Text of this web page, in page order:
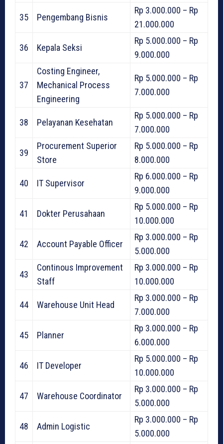
35 Pengembang Bisnis
Rp 3.000.000 – Rp
21.000.000
36 Kepala Seksi
Rp 5.000.000 – Rp
9.000.000
37
Costing Engineer,
Mechanical Process
Engineering
Rp 5.000.000 – Rp
7.000.000
38 Pelayanan Kesehatan
Rp 5.000.000 – Rp
7.000.000
39
Procurement Superior
Store
Rp 5.000.000 – Rp
8.000.000
40 IT Supervisor
Rp 6.000.000 – Rp
9.000.000
41 Dokter Perusahaan
Rp 5.000.000 – Rp
10.000.000
42 Account Payable Officer
Rp 3.000.000 – Rp
5.000.000
43
Continous Improvement
Staff
Rp 3.000.000 – Rp
10.000.000
44 Warehouse Unit Head
Rp 3.000.000 – Rp
7.000.000
45 Planner
Rp 3.000.000 – Rp
6.000.000
46 IT Developer
Rp 5.000.000 – Rp
10.000.000
47 Warehouse Coordinator
Rp 3.000.000 – Rp
5.000.000
48 Admin Logistic
Rp 3.000.000 – Rp
5.000.000